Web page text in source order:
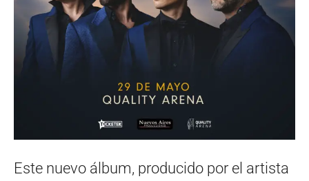
Este nuevo álbum, producido por el artista